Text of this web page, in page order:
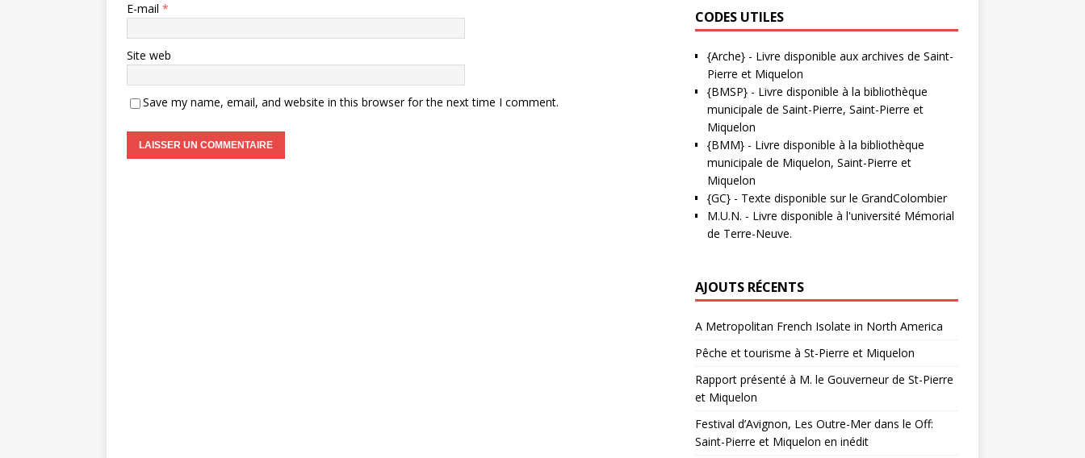
E-mail *
Site web
Save my name, email, and website in this browser for the next time I comment.
CODES UTILES
{Arche}- Livre disponible aux archives de Saint-
Pierre et Miquelon
{BMSP}- Livre disponible à la bibliothèque
municipale de Saint-Pierre, Saint-Pierre et
Miquelon
{BMM}- Livre disponible à la bibliothèque
municipale de Miquelon, Saint-Pierre et
Miquelon
{GC}- Texte disponible sur le GrandColombier
M.U.N. - Livre disponible à l'université Mémorial
de Terre-Neuve.
AJOUTS RÉCENTS
A Metropolitan French Isolate in North America
Pêche et tourisme à St-Pierre et Miquelon
Rapport présenté à M. le Gouverneur de St-Pierre
et Miquelon
Festival d’Avignon, Les Outre-Mer dans le Off:
Saint-Pierre et Miquelon en inédit